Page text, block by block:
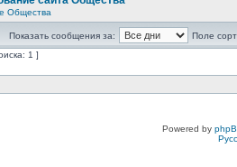
Общества
Показать сообщения за:
Поле
1 ]
Powered by